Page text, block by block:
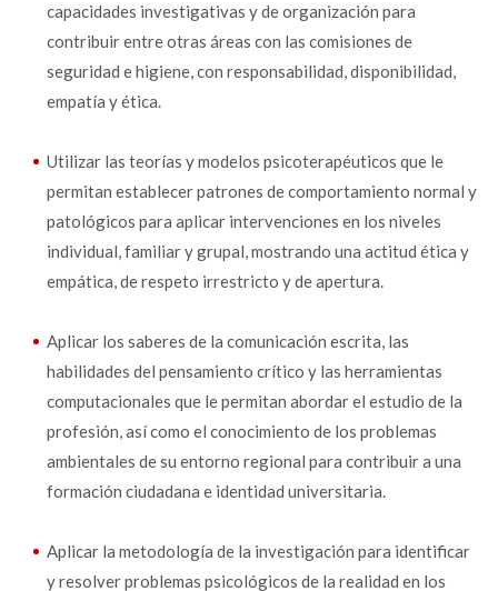
capacidades investigativas y de organización para
contribuir entre otras áreas con las comisiones de
seguridad e higiene, con responsabilidad, disponibilidad,
empatía y ética.
Utilizar las teorías y modelos psicoterapéuticos que le
permitan establecer patrones de comportamiento normal y
patológicos para aplicar intervenciones en los niveles
individual, familiar y grupal, mostrando una actitud ética y
empática, de respeto irrestricto y de apertura.
Aplicar los saberes de la comunicación escrita, las
habilidades del pensamiento crítico y las herramientas
computacionales que le permitan abordar el estudio de la
profesión, así como el conocimiento de los problemas
ambientales de su entorno regional para contribuir a una
formación ciudadana e identidad universitaria.
Aplicar la metodología de la investigación para identificar
y resolver problemas psicológicos de la realidad en los